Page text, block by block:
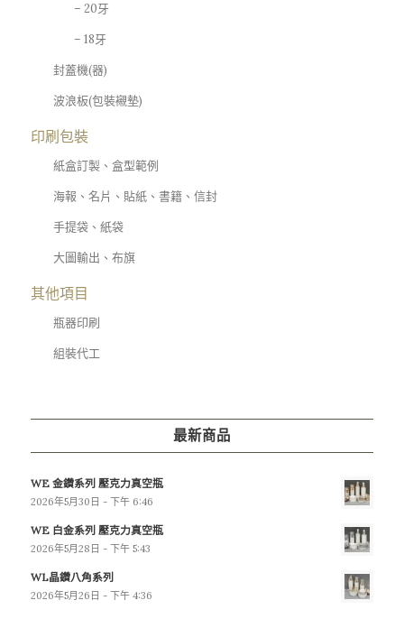
– 20牙
– 18牙
封蓋機(器)
波浪板(包裝襯墊)
印刷包裝
紙盒訂製、盒型範例
海報、名片、貼紙、書籍、信封
手提袋、紙袋
大圖輸出、布旗
其他項目
瓶器印刷
組裝代工
最新商品
WE 金鑽系列 壓克力真空瓶
2026年5月30日 - 下午 6:46
WE 白金系列 壓克力真空瓶
2026年5月28日 - 下午 5:43
WL晶鑽八角系列
2026年5月26日 - 下午 4:36